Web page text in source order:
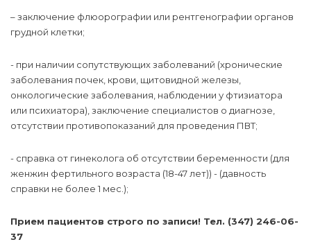
–заключение флюорографии или рентгенографии органов
грудной клетки;
- при наличии сопутствующих заболеваний (хронические
заболевания почек, крови, щитовидной железы,
онкологические заболевания, наблюдении у фтизиатора
или психиатора), заключение специалистов о диагнозе,
отсутствии противопоказаний для проведения ПВТ;
- справка от гинеколога об отсутствии беременности (для
женжин фертильного возраста (18-47 лет)) - (давность
справки не более 1 мес.);
Прием пациентов строго по записи! Тел. (347) 246-06-
37